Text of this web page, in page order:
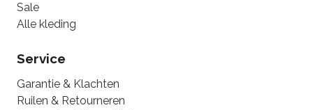
Sale
Alle kleding
Service
Garantie & Klachten
Ruilen & Retourneren